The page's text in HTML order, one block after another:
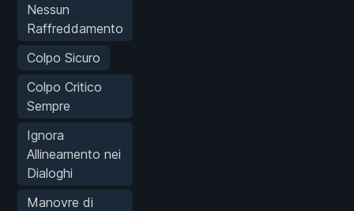
Nessun
Raffreddamento
Colpo Sicuro
Colpo Critico
Sempre
Ignora
Allineamento nei
Dialoghi
Manovre di